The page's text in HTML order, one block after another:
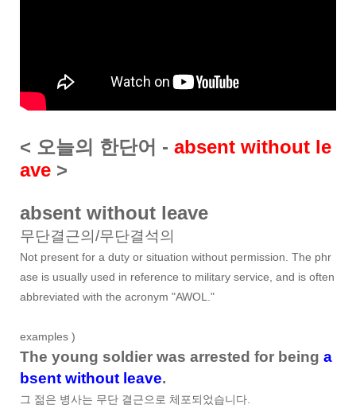
< 오늘의 한단어 - absent without le
ave >
absent without leave
무단결근의/무단결석의
Not present for a duty or situation without permission. The phr
ase is usually used in reference to military service, and is often
abbreviated with the acronym "AWOL."
examples )
The young soldier was arrested for being a
bsent without leave.
그 젊은 병사는 무단 결근으로 체포되었습니다.